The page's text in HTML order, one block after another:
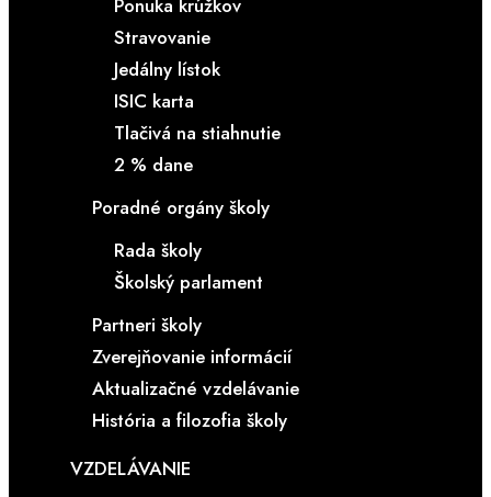
Ponuka krúžkov
Stravovanie
Jedálny lístok
ISIC karta
Tlačivá na stiahnutie
2 % dane
Poradné orgány školy
Rada školy
Školský parlament
Partneri školy
Zverejňovanie informácií
Aktualizačné vzdelávanie
História a filozofia školy
VZDELÁVANIE